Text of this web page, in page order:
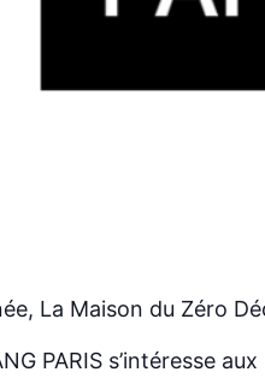
La Maison du Zéro
PARIS s’intéresse